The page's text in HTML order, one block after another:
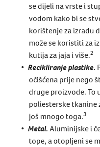
se dijeli na vrste i
vodom kako bi se
korištenje za izradu
može se koristiti za
kutija za jaja i više.2
Recikliranje plastike.
očišćena prije nego
druge proizvode. To
poliesterske tkanine
još mnogo toga.3
Metal. Aluminijske i
tope, a otopljeni se